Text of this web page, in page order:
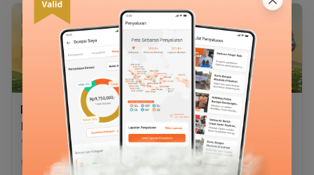
Desaku Berqurban
Kambing
Rp1.950.000
Desaku Berqurban
Kambing
Desaku Berqurban 1/7
Sapi
Rp2.350.000
Desaku Berqurban 1/7
Sapi